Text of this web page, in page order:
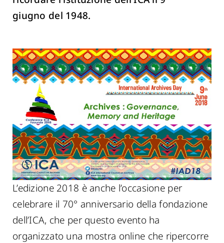
giugno del 1948.
L’edizione 2018 è anche l’occasione per
celebrare il 70° anniversario della fondazione
dell’ICA, che per questo evento ha
organizzato una mostra online che ripercorre